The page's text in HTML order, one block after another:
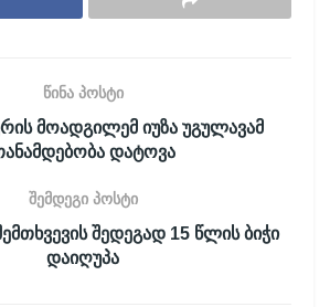
წინა პოსტი
მოადგილემ იუზა უგულავამ
დატოვა
შემდეგი პოსტი
შედეგად 15 წლის ბიჭი
დაიღუპა